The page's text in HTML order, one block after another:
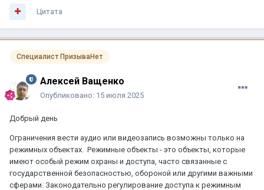
Цитата
Специалист ПризываНет
Алексей Ващенко
Опубликовано: 15 июля 2025
Добрый день
Ограничения вести аудио или видеозапись возможны только на
режимных объектах. Режимные объекты - это объекты, которые
имеют особый режим охраны и доступа, часто связанные с
государственной безопасностью, обороной или другими важными
сферами. Законодательно регулирование доступа к режимным